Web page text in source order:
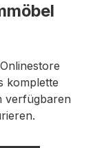
komplette
verfügbaren